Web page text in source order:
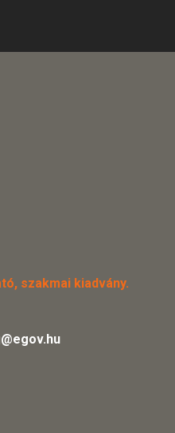
szakmai kiadvány.